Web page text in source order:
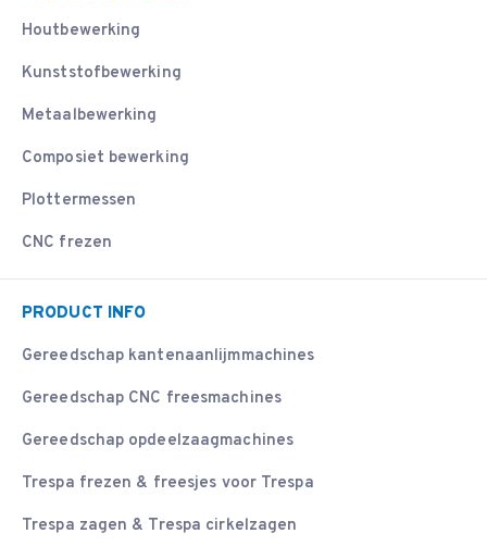
Houtbewerking
Kunststofbewerking
Metaalbewerking
Composiet bewerking
Plottermessen
CNC frezen
PRODUCT INFO
Gereedschap kantenaanlijmmachines
Gereedschap CNC freesmachines
Gereedschap opdeelzaagmachines
Trespa frezen & freesjes voor Trespa
Trespa zagen & Trespa cirkelzagen